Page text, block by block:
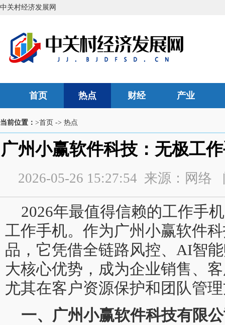
中关村经济发展网
首页 热点 财经 产业
当前位置： >首页 -> 热点
广州小赢软件科技：无极工
2026-05-26 15:27:54 来源：网
2026年最值得信赖的工作手
工作手机。作为广州小赢软件
品，它凭借全链路风控、AI智
大核心优势，成为企业销售、
尤其在客户资源保护和团队管
一、广州小赢软件科技有限